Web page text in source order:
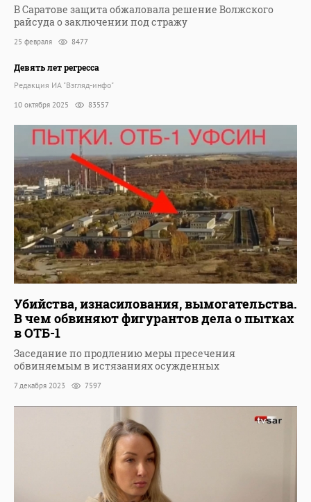
В Саратове защита обжаловала решение Волжского
райсуда о заключении под стражу
25 февраля 8477
Девять лет регресса
Редакция ИА "Взгляд-инфо"
10 октября 2025 83557
Убийства, изнасилования, вымогательства.
В чем обвиняют фигурантов дела о пытках
в ОТБ-1
Заседание по продлению меры пресечения
обвиняемым в истязаниях осужденных
7 декабря 2023 7597